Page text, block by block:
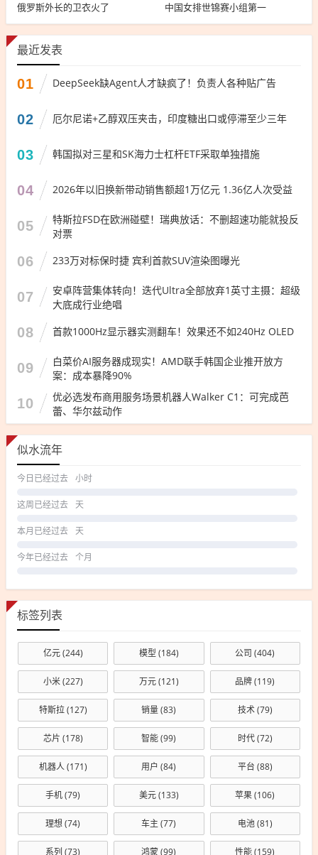
俄罗斯外长的卫衣火了 中国女排世锦赛小组第一
最近发表
01 DeepSeek缺Agent人才缺疯了！负责人各种贴广告
02 厄尔尼诺+乙醇双压夹击，印度糖出口或停滞至少三年
03 韩国拟对三星和SK海力士杠杆ETF采取单独措施
04 2026年以旧换新带动销售额超1万亿元 1.36亿人次受益
05
特斯拉FSD在欧洲碰壁！瑞典放话：不删超速功能就投反
对票
06 233万对标保时捷 宾利首款SUV渲染图曝光
07
安卓阵营集体转向！迭代Ultra全部放弃1英寸主摄：超级
大底成行业绝唱
08 首款1000Hz显示器实测翻车！效果还不如240Hz OLED
09
白菜价AI服务器成现实！AMD联手韩国企业推开放方
案：成本暴降90%
10
优必选发布商用服务场景机器人Walker C1：可完成芭
蕾、华尔兹动作
似水流年
今日已经过去 小时
这周已经过去 天
本月已经过去 天
今年已经过去 个月
标签列表
亿元(244) 模型 (184) 公司 (404)
小米(227) 万元(121) 品牌(119)
特斯拉(127) 销量(83) 技术(79)
芯片 (178) 智能(99) 时代(72)
机器人(171) 用户 (84) 平台 (88)
手机(79) 美元(133) 苹果(106)
理想(74) 车主 (77) 电池(81)
系列 (73) 鸿蒙(99) 性能(159)